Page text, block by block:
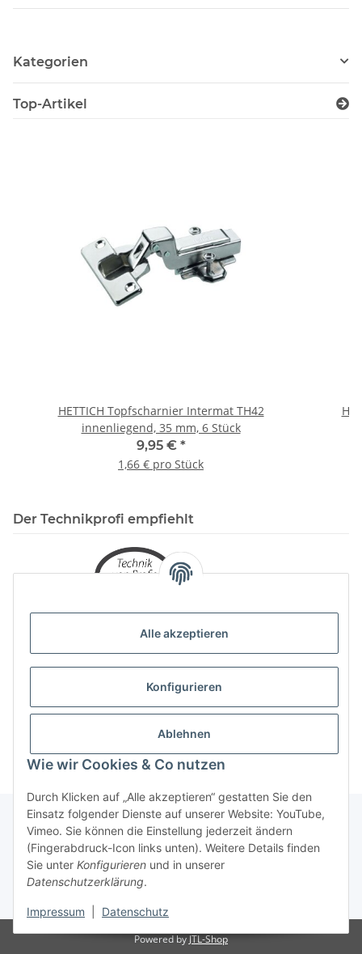
Alle akzeptieren
Konfigurieren
Ablehnen
Wie wir Cookies & Co nutzen
Durch Klicken auf „Alle akzeptieren“ gestatten Sie den
Einsatz folgender Dienste auf unserer Website: YouTube,
Vimeo. Sie können die Einstellung jederzeit ändern
(Fingerabdruck-Icon links unten). Weitere Details finden
Sie unter Konfigurieren und in unserer
Datenschutzerklärung.
Impressum Datenschutz
Kategorien
Top-Artikel
HETTICH Topfscharnier Intermat TH42
innenliegend, 35 mm, 6 Stück
9,95 € *
1,66 € pro Stück
Der Technikprofi empfiehlt
Über uns
Powered byJTL-Shop